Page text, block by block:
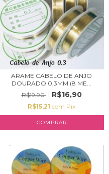
ARAME CABELO DE ANJO
DOURADO 0,3MM (8 ME...
R$19,90
R$16,90
R$15,21 com Pix